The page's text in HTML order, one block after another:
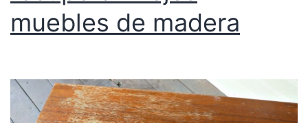
muebles de madera